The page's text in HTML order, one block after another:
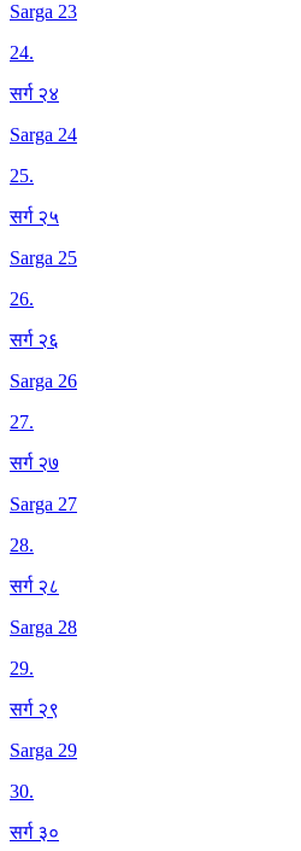
Sarga 23
24.
सर्ग २४
Sarga 24
25.
सर्ग २५
Sarga 25
26.
सर्ग २६
Sarga 26
27.
सर्ग २७
Sarga 27
28.
सर्ग २८
Sarga 28
29.
सर्ग २९
Sarga 29
30.
सर्ग ३०